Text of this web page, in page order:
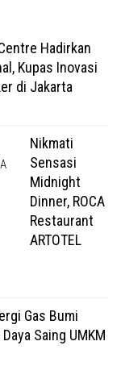
Hadirkan
Kupas Inovasi
di Jakarta
Nikmati
Sensasi
Midnight
Dinner, ROCA
Restaurant
ARTOTEL
Gas Bumi
Saing UMKM